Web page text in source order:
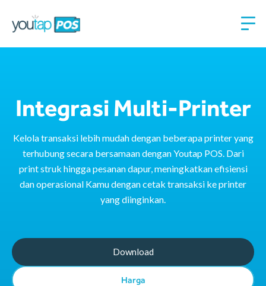
Integrasi​ Multi-Printer​
Kelola transaksi lebih mudah dengan beberapa printer yang
terhubung secara bersamaan dengan Youtap POS. Dari
print struk hingga pesanan dapur, meningkatkan efisiensi
dan operasional Kamu dengan cetak transaksi ke printer
yang diinginkan.
Download
Harga